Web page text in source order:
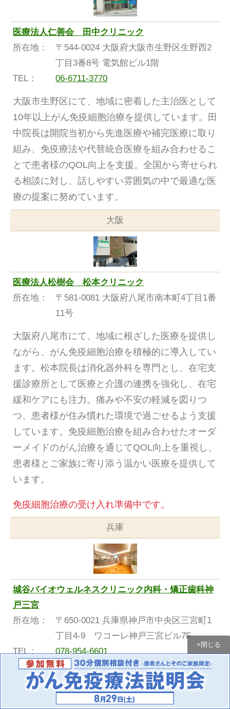
医療法人仁善会 田中クリニック
所在地：
〒544-0024 大阪府大阪市生野区生野西2
丁目3番8号 電気館ビル1階
TEL：
06-6711-3770
大阪市生野区にて、地域に密着した主治医として
10年以上がん免疫細胞治療を提供しています。田
中院長は開院当初から先進医療や補完医療に取り
組み、免疫療法や代替統合医療を組み合わせるこ
とで患者様のQOL向上を支援。全国から寄せられ
る相談に対し、話しやすい雰囲気の中で最適な医
療の提案に努めています。
大阪
医療法人松樹会 松本クリニック
所在地：
〒581-0081 大阪府八尾市南本町4丁目1番
11号
大阪府八尾市にて、地域に根ざした医療を提供し
ながら、がん免疫細胞治療を積極的に導入してい
ます。松本院長は消化器外科を専門とし、在宅支
援診療所として医療と介護の連携を強化し、在宅
緩和ケアにも注力。痛みや不安の軽減を図りつ
つ、患者様が住み慣れた環境で過ごせるよう支援
しています。免疫細胞治療を組み合わせたオーダ
ーメイドのがん治療を通じてQOL向上を重視し、
患者様とご家族に寄り添う温かい医療を提供して
います。
免疫細胞治療の受け入れ準備中です。
兵庫
城谷バイオウェルネスクリニック内科・矯正歯科神
戸三宮
所在地：
〒650-0021 兵庫県神戸市中央区三宮町1
丁目4-9 ワコーレ神戸三宮ビル7F
TEL：
078-954-6601
神戸市中央区でがん免疫療法（免疫細胞治療）を
提供する城谷バイオウェルネスクリニックは、阪
神本線神戸三宮駅から徒歩5分のアクセス良好な
×閉じる